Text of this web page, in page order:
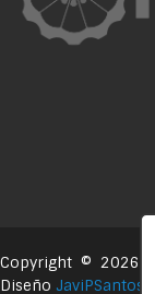
Copyright © 2026
Diseño JaviPSantos